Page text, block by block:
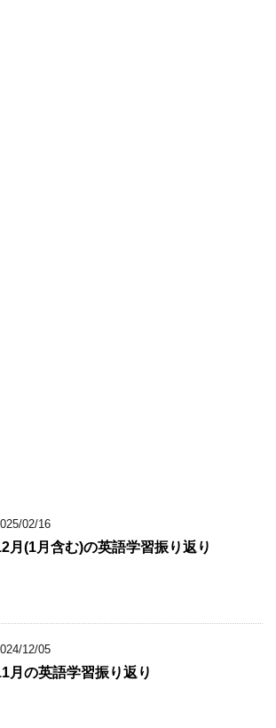
02/16
月(1月含む)の英語学習振り返り
12/05
月の英語学習振り返り